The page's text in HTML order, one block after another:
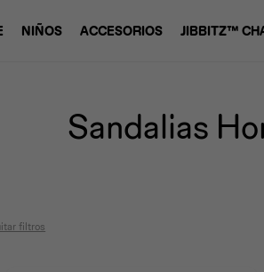
NIÑOS ACCESORIOS JIBBITZ™
Sandalias
filtros